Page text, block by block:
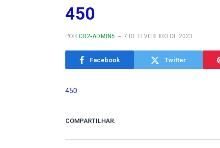
450
POR CR2-ADMIN5 7 DE FEVEREIRO DE 2023
Facebook Twitter
450
COMPARTILHAR.